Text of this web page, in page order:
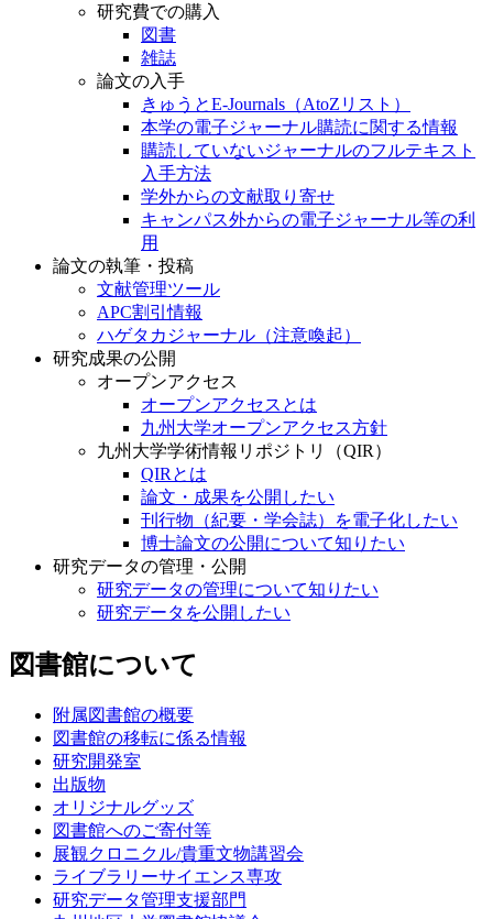
研究費での購入
図書
雑誌
論文の入手
きゅうとE-Journals（AtoZリスト）
本学の電子ジャーナル購読に関する情報
購読していないジャーナルのフルテキスト
入手方法
学外からの文献取り寄せ
キャンパス外からの電子ジャーナル等の利
用
論文の執筆・投稿
文献管理ツール
APC割引情報
ハゲタカジャーナル（注意喚起）
研究成果の公開
オープンアクセス
オープンアクセスとは
九州大学オープンアクセス方針
九州大学学術情報リポジトリ（QIR）
QIRとは
論文・成果を公開したい
刊行物（紀要・学会誌）を電子化したい
博士論文の公開について知りたい
研究データの管理・公開
研究データの管理について知りたい
研究データを公開したい
図書館について
附属図書館の概要
図書館の移転に係る情報
研究開発室
出版物
オリジナルグッズ
図書館へのご寄付等
展観クロニクル/貴重文物講習会
ライブラリーサイエンス専攻
研究データ管理支援部門